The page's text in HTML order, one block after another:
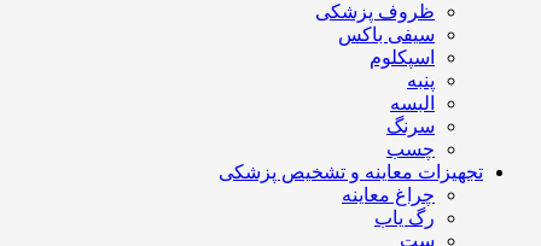
ظروف پزشکی
سیفی باکس
اسپکلوم
پنبه
البسه
سرنگ
چسب
تجهیزات معاینه و تشخیص پزشکی
چراغ معاینه
رگ یاب
ست